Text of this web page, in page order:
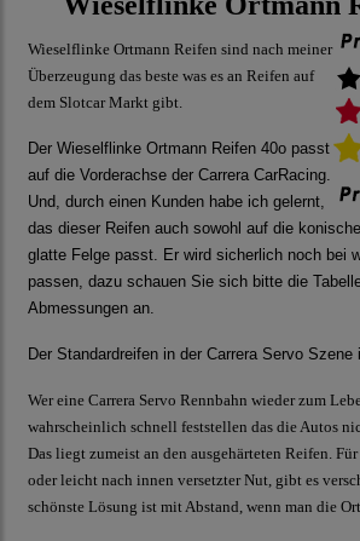
Wieselflinke Ortmann Reifen sind nach meiner
Überzeugung das beste was es an Reifen auf
dem Slotcar Markt gibt.
Der Wieselflinke Ortmann Reifen 40o passt
auf die Vorderachse der Carrera CarRacing.
Und, durch einen Kunden habe ich gelernt,
das dieser Reifen auch sowohl auf die
glatte Felge passt. Er wird sicherlich noch bei
passen, dazu schauen Sie sich bitte die
Abmessungen an.
Der Standardreifen in der Carrera Servo Szene
Wer eine Carrera Servo Rennbahn wieder zum
wahrscheinlich schnell feststellen das die Autos
Das liegt zumeist an den ausgehärteten Reifen.
oder leicht nach innen versetzter Nut, gibt es
schönste Lösung ist mit Abstand, wenn man die